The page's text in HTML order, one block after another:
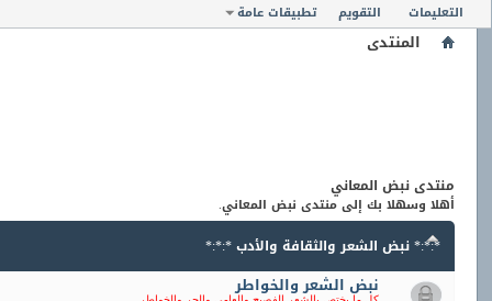
التعليمات التقويم تطبيقات عامة
المنتدى
منتدى نبض المعاني
أهلا وسهلا بك إلى منتدى نبض المعاني.
*:*:* نبض الشعر والثقافة والأدب *:*:*
نبض الشعر والخواطر